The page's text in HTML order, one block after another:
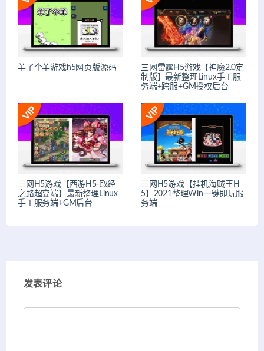
羊了个羊游戏h5网页版源码
三网雷霆H5游戏【神魔2.0定
制版】最新整理Linux手工服
务端+跨服+GM授权后台
三网H5游戏【西游H5-取经
之路超变端】最新整理Linux
手工服务端+GM后台
三网H5游戏【挂机海贼王H
5】2021整理Win一键即玩服
务端
发表评论